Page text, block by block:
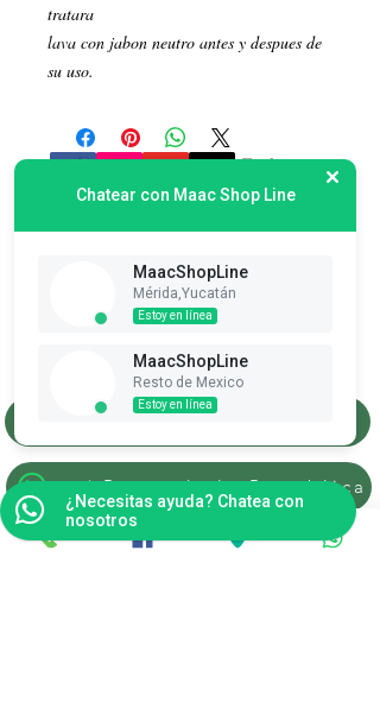
tratara
lava con jabon neutro antes y despues de
su uso.
Suscribete es Gratis
Ver puntos
Merida, Yucatan
Resto de la Republica
Chatear con Maac Shop Line
MaacShopLine
Mérida,Yucatán
Estoy en línea
MaacShopLine
Resto de Mexico
Estoy en línea
¿Necesitas ayuda? Chatea con
nosotros